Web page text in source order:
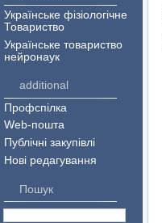
Українське фізіологічне
Товариство
Українське товариство
нейронаук
additional
Профспілка
Web-пошта
Публічні закупівлі
Нові редагування
Пошук